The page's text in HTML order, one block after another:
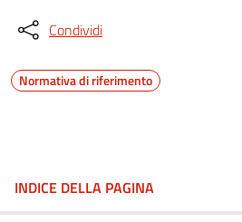
Condividi
Normativa di riferimento
INDICE DELLA PAGINA